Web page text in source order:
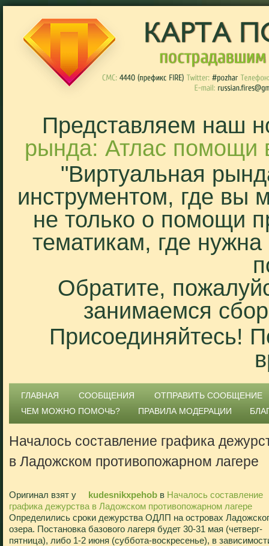
Представляем наш
рында: Атлас помощи
"Виртуальная
инструментом, где вы
не только о помощи
тематикам, где
Обратите,
занимаемся
Присоединяйтесь!
ГЛАВНАЯ СООБЩЕНИЯ
ОТПРАВИТЬ СООБЩЕНИЕ
ЧЕМ МОЖНО ПОМОЧЬ?
ПРАВИЛА МОДЕРАЦИИ
Началось составление графика
в Ладожском противопожарном лагере
Оригинал взят у kudesnikxpehob в Началось составление
графика дежурства в Ладожском противопожарном лагере
Определились сроки дежурства ОДЛП на островах
озера. Постановка базового лагеря будет 30-31 мая (четверг-
пятница), либо 1-2 июня (суббота-воскресенье), в